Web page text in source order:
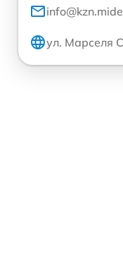
ул. Марселя